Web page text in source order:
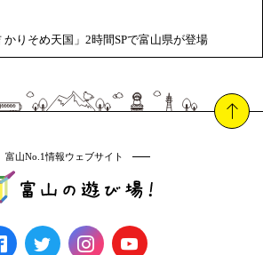
りそめ天国」2時間SPで富山県が登場
富山No.1情報ウェブサイト